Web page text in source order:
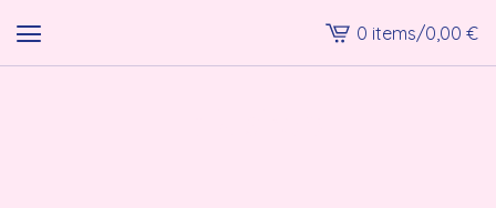
View
cart
0 items/0,00 €